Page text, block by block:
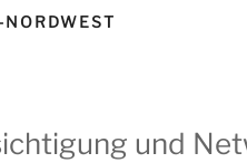
und